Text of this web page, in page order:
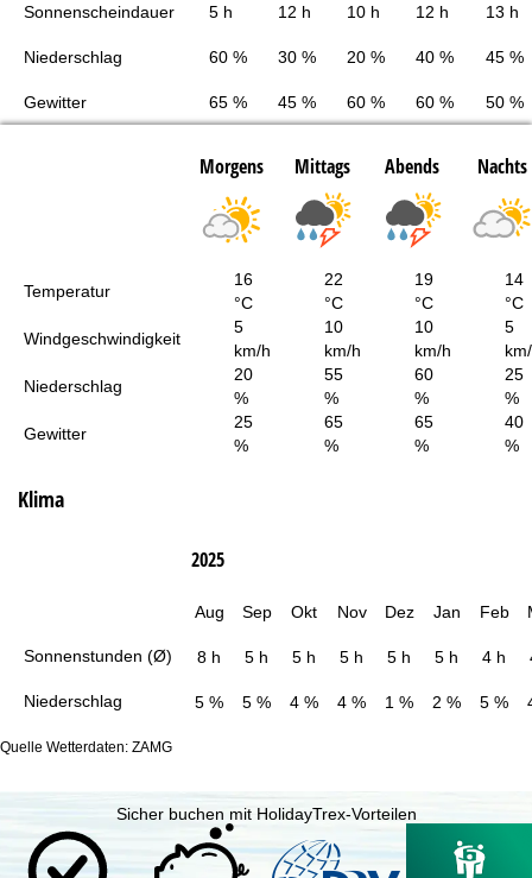
Sonnenscheindauer
5 h 12 h 10 h 12 h 13 h
Niederschlag 60 % 30 % 20 % 40 % 45 %
Gewitter 65 % 45 % 60 % 60 % 50 %
Morgens Mittags Abends Nachts
Temperatur
16
°C
22
°C
19
°C
14
°C
Windgeschwindigkeit
5
km/h
10
km/h
10
km/h
5
Niederschlag
20
%
55
%
60
%
25
%
Gewitter
25
%
65
%
65
%
40
%
Klima
Sonnenstunden (Ø)
Niederschlag
2025
Aug Sep Okt Nov Dez Jan Feb
8 h 5 h 5 h 5 h 5 h 5 h 4 h
5 % 5 % 4 % 4 % 1 % 2 % 5 %
Quelle Wetterdaten: ZAMG
Sicher buchen mit HolidayTrex-Vorteilen